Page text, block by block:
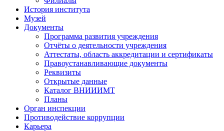
История института
Музей
Документы
Программа развития учреждения
Отчёты о деятельности учреждения
Аттестаты, область аккредитации и сертификаты
Правоустанавливающие документы
Реквизиты
Открытые данные
Каталог ВНИИИМТ
Планы
Орган инспекции
Противодействие коррупции
Карьера